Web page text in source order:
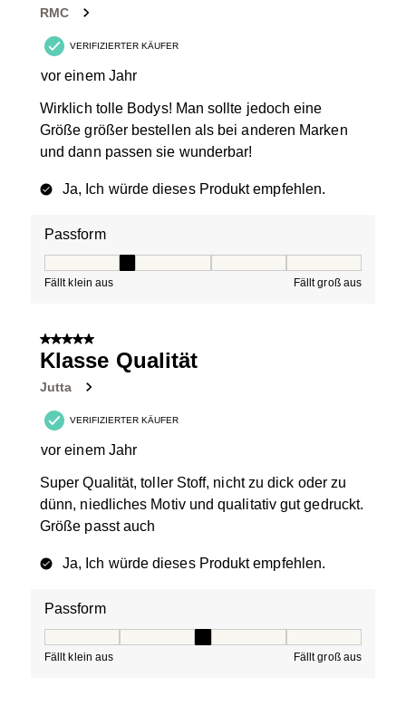
RMC
VERIFIZIERTER KÄUFER
vor einem Jahr
Wirklich tolle Bodys! Man sollte jedoch eine
Größe größer bestellen als bei anderen Marken
und dann passen sie wunderbar!
Ja, Ich würde dieses Produkt empfehlen.
Passform
Fällt klein aus Fällt groß aus
5 von 5 Sternen.
Klasse Qualität
Jutta
VERIFIZIERTER KÄUFER
vor einem Jahr
Super Qualität, toller Stoff, nicht zu dick oder zu
dünn, niedliches Motiv und qualitativ gut gedruckt.
Größe passt auch
Ja, Ich würde dieses Produkt empfehlen.
Passform
Fällt klein aus Fällt groß aus